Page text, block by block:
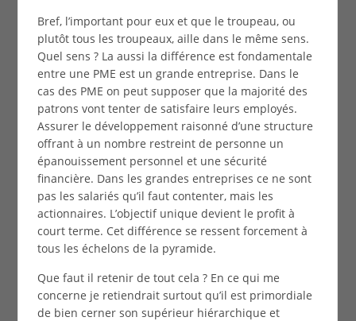
Bref, l’important pour eux et que le troupeau, ou
plutôt tous les troupeaux, aille dans le même sens.
Quel sens ? La aussi la différence est fondamentale
entre une PME est un grande entreprise. Dans le
cas des PME on peut supposer que la majorité des
patrons vont tenter de satisfaire leurs employés.
Assurer le développement raisonné d’une structure
offrant à un nombre restreint de personne un
épanouissement personnel et une sécurité
financière. Dans les grandes entreprises ce ne sont
pas les salariés qu’il faut contenter, mais les
actionnaires. L’objectif unique devient le profit à
court terme. Cet différence se ressent forcement à
tous les échelons de la pyramide.
Que faut il retenir de tout cela ? En ce qui me
concerne je retiendrait surtout qu’il est primordiale
de bien cerner son supérieur hiérarchique et